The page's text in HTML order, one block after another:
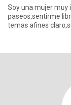
Soy una mujer
paseos,sentirme
temas afines